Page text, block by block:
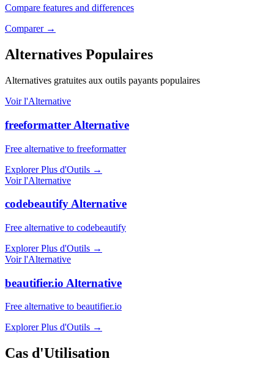
Compare features and differences
Comparer→
Alternatives Populaires
Alternatives gratuites aux outils payants populaires
Voir l'Alternative
freeformatter Alternative
Free alternative to freeformatter
Explorer Plus d'Outils →
Voir l'Alternative
codebeautify Alternative
Free alternative to codebeautify
Explorer Plus d'Outils →
Voir l'Alternative
beautifier.io Alternative
Free alternative to beautifier.io
Explorer Plus d'Outils →
Cas d'Utilisation